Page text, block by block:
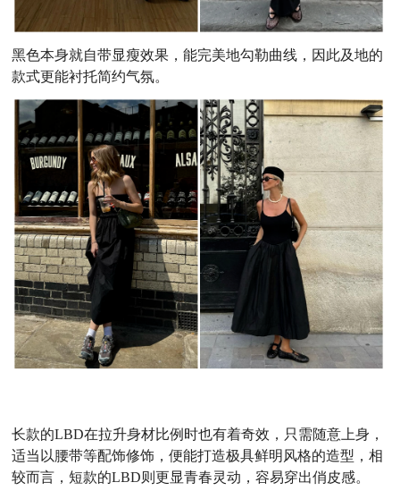
黑色本身就自带显瘦效果，能完美地勾勒曲线，因此及地的
款式更能衬托简约气氛。
长款的LBD在拉升身材比例时也有着奇效，只需随意上身，
适当以腰带等配饰修饰，便能打造极具鲜明风格的造型，相
较而言，短款的LBD则更显青春灵动，容易穿出俏皮感。